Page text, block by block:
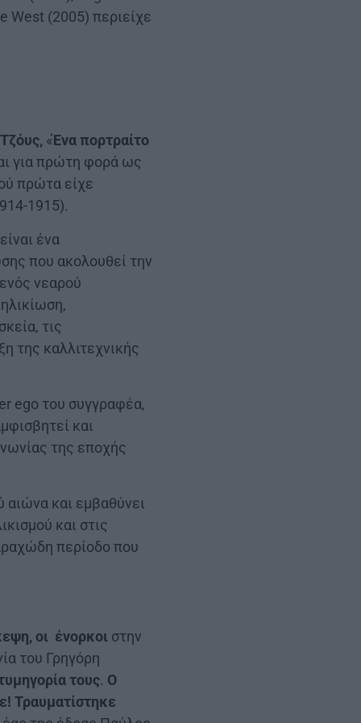
West (2005) περιείχε
«Ένα πορτραίτο
για πρώτη φορά ως
πρώτα είχε
1915).
ένα
που ακολουθεί την
νεαρού
τις
της καλλιτεχνικής
ego του συγγραφέα,
και
της εποχής
αιώνα και εμβαθύνει
και στις
περίοδο που
οι ένορκοι στην
του Γρηγόρη
τους. Ο
Τραυματίστηκε